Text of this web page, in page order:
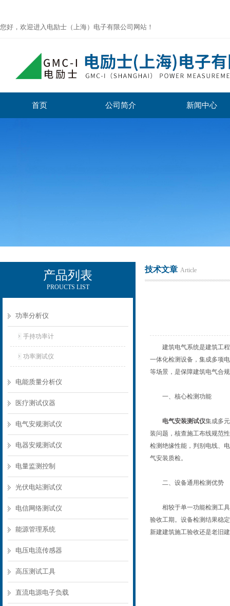
您好，欢迎进入电励士（上海）电子有限公司网站！
首页 公司简介 新闻中心
产品列表
PROUCTS LIST
功率分析仪
手持功率计
功率测试仪
电能质量分析仪
医疗测试仪器
电气安规测试仪
电器安规测试仪
电量监测控制
光伏电站测试仪
电信网络测试仪
能源管理系统
电压电流传感器
高压测试工具
直流电源电子负载
技术文章 Article
建筑电气系统是建筑工程
一体化检测设备，集成多项
等场景，是保障建筑电气合
一、核心检测功能
电气安装测试仪集成多
装问题，核查施工布线规范
检测绝缘性能，判别电线、
气安装质检。
二、设备通用检测优势
相较于单一功能检测工具
验收工期。设备检测结果稳
新建建筑施工验收还是老旧